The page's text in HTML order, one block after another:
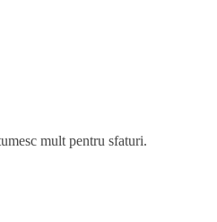
mult pentru sfaturi.